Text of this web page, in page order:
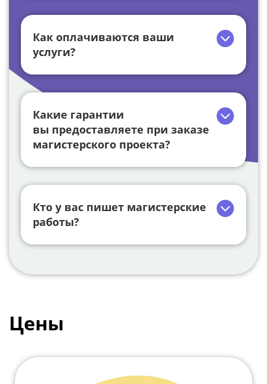
Как оплачиваются ваши
услуги?
Какие гарантии
вы предоставляете при заказе
магистерского проекта?
Кто у вас пишет магистерские
работы?
Цены